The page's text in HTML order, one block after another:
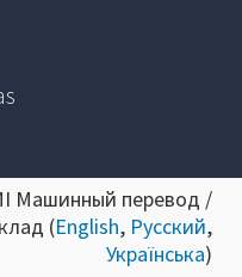
Машинный перевод /
(English, Русский,
Українська)